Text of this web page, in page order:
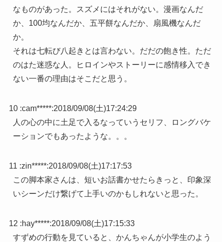
なものがあった。スズメにはそれがない。漫画なんだ
か、100均なんだか、五平餅なんだか、扇風機なんだ
か。
それは七転び八起きとは言わない。だだの飽き性。ただ
のはた迷惑な人。ヒロインやストーリーに感情移入でき
ない一番の理由はそこだと思う。
10 :cam*****:2018/09/08(土)17:24:29
人の心の中に土足で入るなっていうセリフ、ロングバケ
ーションでもあったような。。。
11 :zin*****:2018/09/08(土)17:17:53
この脚本家さんは、短いお話書かせたらきっと、印象深
いシーンだけ繋げて上手いのかもしれないと思った。
12 :hay*****:2018/09/08(土)17:15:33
すずめの行動を見ていると、かんちゃんが小学生のよう